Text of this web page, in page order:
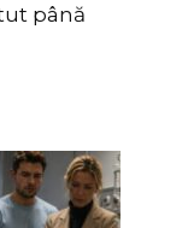
până